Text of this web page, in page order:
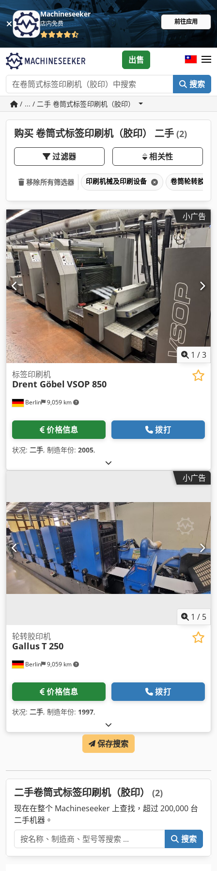
Machineseeker
店内免费 前往应用
搜索
出售
/ ... / 二手 卷筒式标签印刷机（胶印）
购买 卷筒式标签印刷机（胶印） 二手 (2)
过滤器 相关性
移除所有筛选器 印刷机械及印刷设备 卷筒轮转胶印
小广告
1 /3
Berlin 9,059 km
标签印刷机
Drent Göbel VSOP 850
价格信息 拨打
状况: 二手, 制造年份: 2005,
小广告
1 / 5
Berlin 9,059 km
轮转胶印机
GallusT 250
价格信息 拨打
状况: 二手, 制造年份: 1997,
保存搜索
二手卷筒式标签印刷机（胶印） (2)
现在在整个 Machineseeker 上查找，超过 200,000 台
二手机器。
搜索